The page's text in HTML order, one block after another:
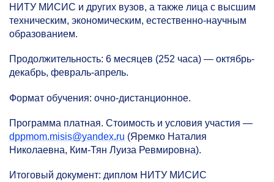
НИТУ МИСИС и других вузов, а также лица с высшим
техническим, экономическим, естественно-научным
образованием.
Продолжительность: 6 месяцев (252 часа) — октябрь-
декабрь, февраль-апрель.
Формат обучения: очно-дистанционное.
Программа платная. Стоимость и условия участия —
dppmom.misis@yandex.ru (Яремко Наталия
Николаевна, Ким-Тян Луиза Ревмировна).
Итоговый документ: диплом НИТУ МИСИС